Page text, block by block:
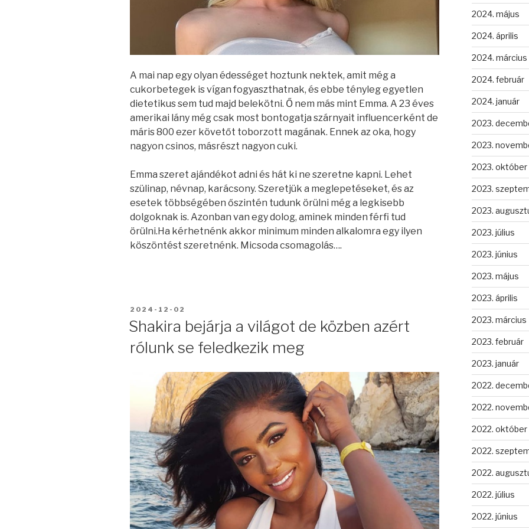
A mai nap egy olyan édességet hoztunk nektek, amit még a
cukorbetegek is vígan fogyaszthatnak, és ebbe tényleg egyetlen
dietetikus sem tud majd belekötni. Ő nem más mint Emma. A 23 éves
amerikai lány még csak most bontogatja szárnyait influencerként de
máris 800 ezer követőt toborzott magának. Ennek az oka, hogy
nagyon csinos, másrészt nagyon cuki.
Emma szeret ajándékot adni és hát ki ne szeretne kapni. Lehet
szülinap, névnap, karácsony. Szeretjük a meglepetéseket, és az
esetek többségében őszintén tudunk örülni még a legkisebb
dolgoknak is. Azonban van egy dolog, aminek minden férfi tud
örülni.Ha kérhetnénk akkor minimum minden alkalomra egy ilyen
köszöntést szeretnénk. Micsoda csomagolás….
BEKÜLDVE:
2024-12-02
Shakira bejárja a világot de közben azért
rólunk se feledkezik meg
2024. május
2024. április
2024. március
2024. február
2024. január
2023.
2023.
2023. október
2023.
2023.
2023. július
2023. június
2023. május
2023. április
2023. március
2023. február
2023. január
2022.
2022.
2022. október
2022.
2022.
2022. július
2022. június